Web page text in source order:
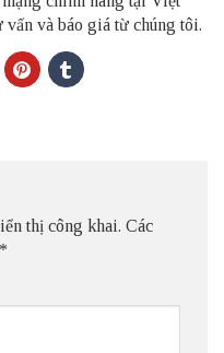
và báo giá từ chúng tôi.
thị công khai. Các
*